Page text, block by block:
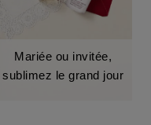
Mariée ou invitée,
sublimez le grand jour